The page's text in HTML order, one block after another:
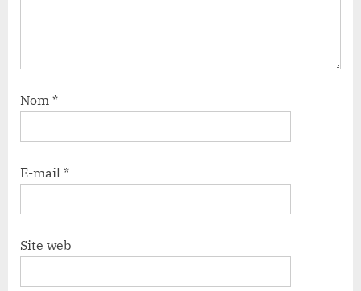
Nom *
E-mail *
Site web